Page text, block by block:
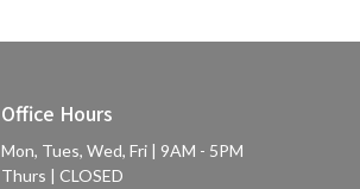
Office Hours
Mon, Tues, Wed, Fri | 9AM - 5PM
Thurs | CLOSED